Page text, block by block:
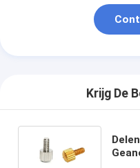
Krijg De